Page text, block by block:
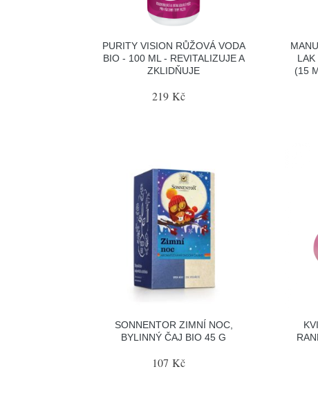
PURITY VISION RŮŽOVÁ VODA
BIO - 100 ML - REVITALIZUJE A
ZKLIDŇUJE
219 Kč
LAK
(15
SONNENTOR ZIMNÍ NOC,
BYLINNÝ ČAJ BIO 45 G
107 Kč